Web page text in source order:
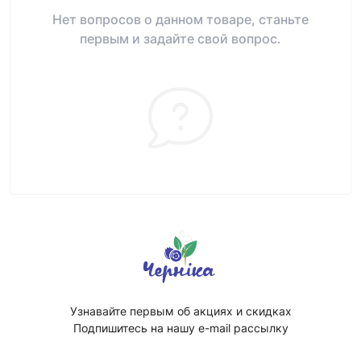
Нет вопросов о данном товаре, станьте
первым и задайте свой вопрос.
Узнавайте первым об акциях и скидках
Подпишитесь на нашу e-mail рассылку